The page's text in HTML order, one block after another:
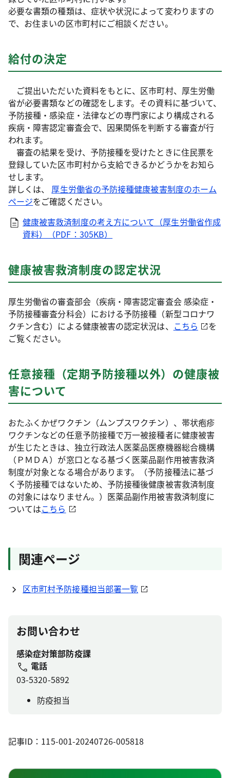
必要な書類の種類は、症状や状況によって変わりますの
で、お住まいの区市町村にご相談ください。
給付の決定
ご提出いただいた資料をもとに、区市町村、厚生労働
省が必要書類などの確認をします。その資料に基づいて、
予防接種・感染症・法律などの専門家により構成される
疾病・障害認定審査会で、因果関係を判断する審査が行
われます。
審査の結果を受け、予防接種を受けたときに住民票を
登録していた区市町村から支給できるかどうかをお知ら
せします。
詳しくは、 厚生労働省の予防接種健康被害制度のホーム
ページをご確認ください。
健康被害救済制度の考え方について（厚生労働省作成
資料）（PDF：305KB）
健康被害救済制度の認定状況
厚生労働省の審査部会（疾病・障害認定審査会 感染症・
予防接種審査分科会）における予防接種（新型コロナワ
クチン含む）による健康被害の認定状況は、 こちら
を
ご覧ください。
任意接種（定期予防接種以外）の健康被
害について
おたふくかぜワクチン（ムンプスワクチン）、帯状疱疹
ワクチンなどの任意予防接種で万一被接種者に健康被害
が生じたときは、独立行政法人医薬品医療機器総合機構
（ＰＭＤＡ）が窓口となる基づく医薬品副作用被害救済
制度が対象となる場合があります。（予防接種法に基づ
く予防接種ではないため、予防接種後健康被害救済制度
の対象にはなりません。）医薬品副作用被害救済制度に
ついてはこちら
関連ページ
区市町村予防接種担当部署一覧
お問い合わせ
感染症対策部防疫課
電話
03-5320-5892
防疫担当
記事ID：115-001-20240726-005818